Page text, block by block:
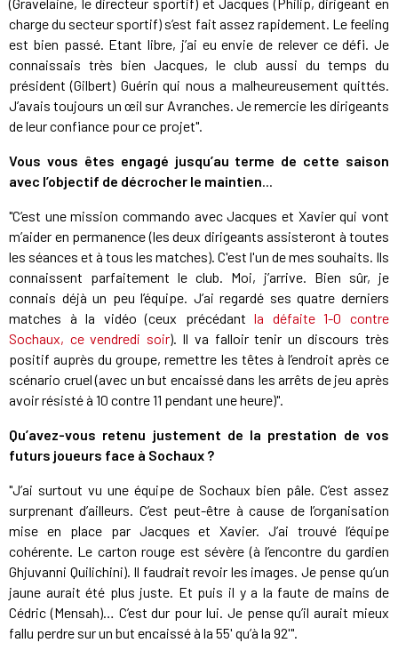
(Gravelaine, le directeur sportif) et Jacques (Philip, dirigeant en
charge du secteur sportif) s’est fait assez rapidement. Le feeling
est bien passé. Etant libre, j’ai eu envie de relever ce défi. Je
connaissais très bien Jacques, le club aussi du temps du
président (Gilbert) Guérin qui nous a malheureusement quittés.
J’avais toujours un œil sur Avranches. Je remercie les dirigeants
de leur confiance pour ce projet".
Vous vous êtes engagé jusqu’au terme de cette saison
avec l’objectif de décrocher le maintien...
"C’est une mission commando avec Jacques et Xavier qui vont
m’aider en permanence (les deux dirigeants assisteront à toutes
les séances et à tous les matches). C'est l'un de mes souhaits. Ils
connaissent parfaitement le club. Moi, j’arrive. Bien sûr, je
connais déjà un peu l’équipe. J’ai regardé ses quatre derniers
matches à la vidéo (ceux précédantla défaite 1-0 contre
Sochaux, ce vendredi soir). Il va falloir tenir un discours très
positif auprès du groupe, remettre les têtes à l’endroit après ce
scénario cruel (avec un but encaissé dans les arrêts de jeu après
avoir résisté à 10 contre 11 pendant une heure)".
Qu’avez-vous retenu justement de la prestation de vos
futurs joueurs face à Sochaux ?
"J’ai surtout vu une équipe de Sochaux bien pâle. C’est assez
surprenant d’ailleurs. C’est peut-être à cause de l’organisation
mise en place par Jacques et Xavier. J’ai trouvé l’équipe
cohérente. Le carton rouge est sévère (à l’encontre du gardien
Ghjuvanni Quilichini). Il faudrait revoir les images. Je pense qu’un
jaune aurait été plus juste. Et puis il y a la faute de mains de
Cédric (Mensah)… C’est dur pour lui. Je pense qu’il aurait mieux
fallu perdre sur un but encaissé à la 55' qu’à la 92'".